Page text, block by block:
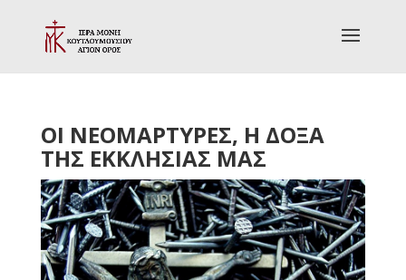
ΟΙ ΝΕΟΜΑΡΤΥΡΕΣ, Η ΔΟΞΑ
ΤΗΣ ΕΚΚΛΗΣΙΑΣ ΜΑΣ